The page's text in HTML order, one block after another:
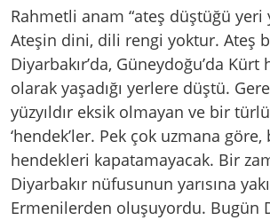
Rahmetli anam “ateş düştüğü yeri
Ateşin dini, dili rengi yoktur. Ateş
Diyarbakır’da, Güneydoğu’da Kürt
olarak yaşadığı yerlere düştü.
yüzyıldır eksik olmayan ve bir
‘hendek’ler. Pek çok uzmana
hendekleri kapatamayacak. Bir
Diyarbakır nüfusunun yarısına
Ermenilerden oluşuyordu. Bugün